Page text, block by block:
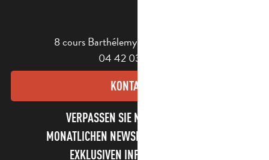
8 cours Barthélemy - 13400 Aubagne
04 42 03 49 98
KONTAKT
VERPASSEN SIE NICHT UNSEREN
MONATLICHEN NEWSLETTER UND UNSERE
EXKLUSIVEN INFORMATIONEN!